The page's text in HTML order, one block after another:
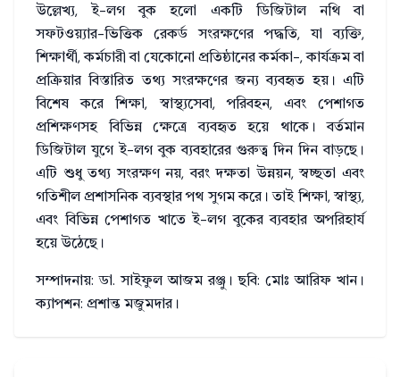
উল্লেখ্য, ই-লগ বুক হলো একটি ডিজিটাল নথি বা
সফটওয়্যার-ভিত্তিক রেকর্ড সংরক্ষণের পদ্ধতি, যা ব্যক্তি,
শিক্ষার্থী, কর্মচারী বা যেকোনো প্রতিষ্ঠানের কর্মকা-, কার্যক্রম বা
প্রক্রিয়ার বিস্তারিত তথ্য সংরক্ষণের জন্য ব্যবহৃত হয়। এটি
বিশেষ করে শিক্ষা, স্বাস্থ্যসেবা, পরিবহন, এবং পেশাগত
প্রশিক্ষণসহ বিভিন্ন ক্ষেত্রে ব্যবহৃত হয়ে থাকে। বর্তমান
ডিজিটাল যুগে ই-লগ বুক ব্যবহারের গুরুত্ব দিন দিন বাড়ছে।
এটি শুধু তথ্য সংরক্ষণ নয়, বরং দক্ষতা উন্নয়ন, স্বচ্ছতা এবং
গতিশীল প্রশাসনিক ব্যবস্থার পথ সুগম করে। তাই শিক্ষা, স্বাস্থ্য,
এবং বিভিন্ন পেশাগত খাতে ই-লগ বুকের ব্যবহার অপরিহার্য
হয়ে উঠেছে।
সম্পাদনায়: ডা. সাইফুল আজম রঞ্জু। ছবি: মোঃ আরিফ খান।
ক্যাপশন: প্রশান্ত মজুমদার।